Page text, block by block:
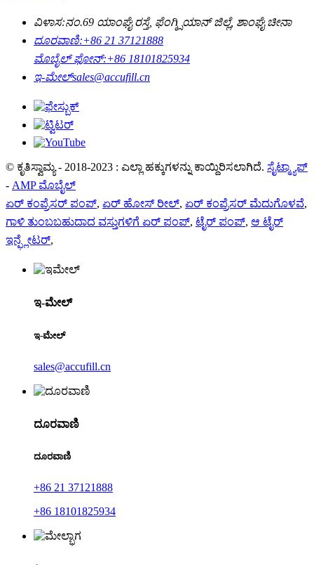
ವಿಳಾಸ:ನಂ.69 ಯಾಂಘೈ ರಸ್ತೆ, ಫೆಂಗ್ಕ್ಸಿಯಾನ್ ಜಿಲ್ಲೆ, ಶಾಂಘೈ ಚೀನಾ
ದೂರವಾಣಿ:+86 21 37121888
ಮೊಬೈಲ್ ಫೋನ್:+86 18101825934
ಇ-ಮೇಲ್sales@accufill.cn
© ಕೃತಿಸ್ವಾಮ್ಯ - 2018-2023 : ಎಲ್ಲಾ ಹಕ್ಕುಗಳನ್ನು ಕಾಯ್ದಿರಿಸಲಾಗಿದೆ. ಸೈಟ್ಮ್ಯಾಪ್
- AMP ಮೊಬೈಲ್
ಏರ್ ಕಂಪ್ರೆಸರ್ ಪಂಪ್, ಏರ್ ಹೋಸ್ ರೀಲ್, ಏರ್ ಕಂಪ್ರೆಸರ್ ಮೆದುಗೊಳವೆ,
ಗಾಳಿ ತುಂಬಬಹುದಾದ ವಸ್ತುಗಳಿಗೆ ಏರ್ ಪಂಪ್, ಟೈರ್ ಪಂಪ್, ಆ ಟೈರ್
ಇನ್ಫ್ಲೇಟರ್,
ಇ-ಮೇಲ್
ಇ-ಮೇಲ್
sales@accufill.cn
ದೂರವಾಣಿ
ದೂರವಾಣಿ
+86 21 37121888
+86 18101825934